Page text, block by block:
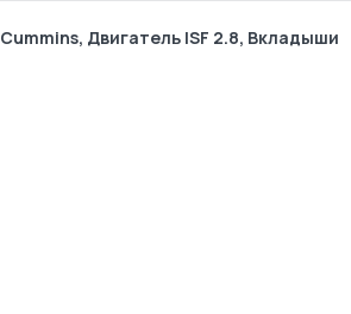
Cummins, Двигатель ISF 2.8, Вкладыши